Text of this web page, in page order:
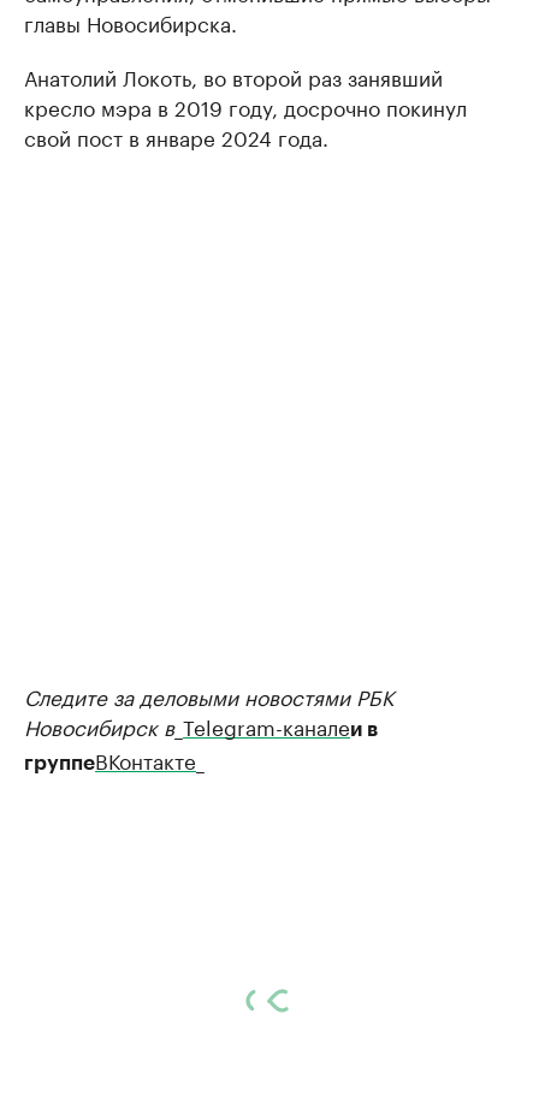
главы Новосибирска.
Анатолий Локоть, во второй раз занявший
кресло мэра в 2019 году, досрочно покинул
свой пост в январе 2024 года.
Следите за деловыми новостями РБК
Новосибирск в_ Telegram-каналеи в
группеВКонтакте